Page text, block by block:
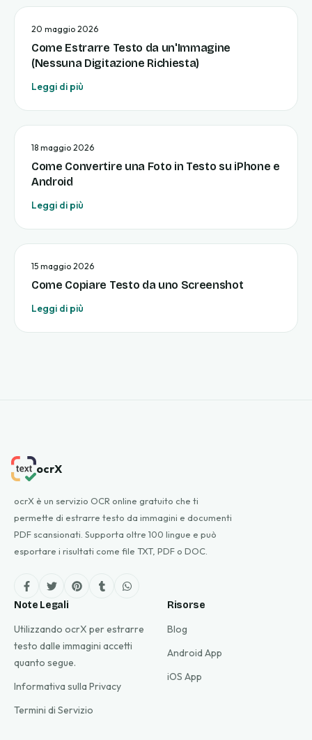
20 maggio 2026
Come Estrarre Testo da un'Immagine
(Nessuna Digitazione Richiesta)
Leggi di più
18 maggio 2026
Come Convertire una Foto in Testo su iPhone e
Android
Leggi di più
15 maggio 2026
Come Copiare Testo da uno Screenshot
Leggi di più
ocrX
ocrX è un servizio OCR online gratuito che ti
permette di estrarre testo da immagini e documenti
PDF scansionati. Supporta oltre 100 lingue e può
esportare i risultati come file TXT, PDF o DOC.
Note Legali
Utilizzando ocrX per estrarre
testo dalle immagini accetti
quanto segue.
Informativa sulla Privacy
Termini di Servizio
Risorse
Blog
Android App
iOS App